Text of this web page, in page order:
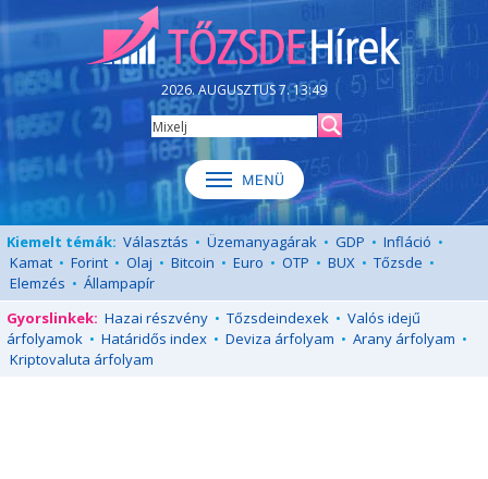
2026. AUGUSZTUS 7. 13:49
Kiemelt témák: Választás • Üzemanyagárak • GDP • Infláció •
Kamat • Forint • Olaj • Bitcoin • Euro • OTP • BUX • Tőzsde •
Elemzés • Állampapír
Gyorslinkek: Hazai részvény • Tőzsdeindexek • Valós idejű
árfolyamok • Határidős index • Deviza árfolyam • Arany árfolyam •
Kriptovaluta árfolyam